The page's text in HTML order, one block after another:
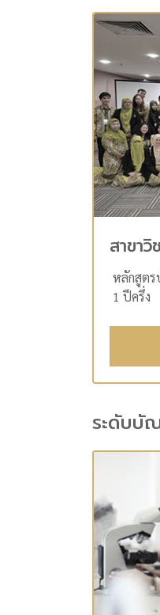
สาขา
หลักสูต
1 ปีครึ่ง
ระดับบั